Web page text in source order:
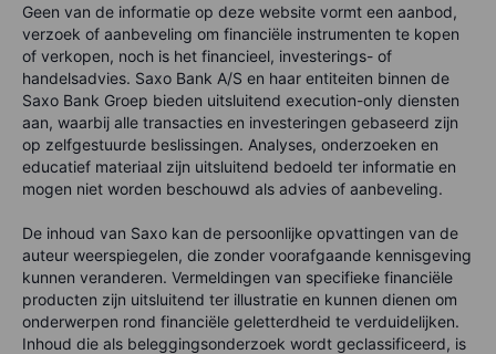
Geen van de informatie op deze website vormt een aanbod,
verzoek of aanbeveling om financiële instrumenten te kopen
of verkopen, noch is het financieel, investerings- of
handelsadvies. Saxo Bank A/S en haar entiteiten binnen de
Saxo Bank Groep bieden uitsluitend execution-only diensten
aan, waarbij alle transacties en investeringen gebaseerd zijn
op zelfgestuurde beslissingen. Analyses, onderzoeken en
educatief materiaal zijn uitsluitend bedoeld ter informatie en
mogen niet worden beschouwd als advies of aanbeveling.
De inhoud van Saxo kan de persoonlijke opvattingen van de
auteur weerspiegelen, die zonder voorafgaande kennisgeving
kunnen veranderen. Vermeldingen van specifieke financiële
producten zijn uitsluitend ter illustratie en kunnen dienen om
onderwerpen rond financiële geletterdheid te verduidelijken.
Inhoud die als beleggingsonderzoek wordt geclassificeerd, is